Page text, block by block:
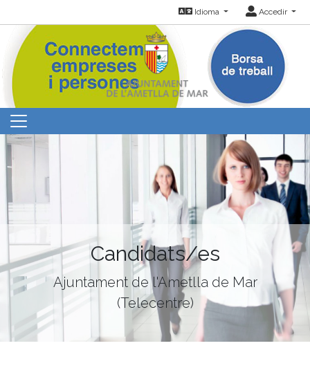
Idioma Accedir
Candidats/es
Ajuntament de l'Ametlla de Mar
(Telecentre)